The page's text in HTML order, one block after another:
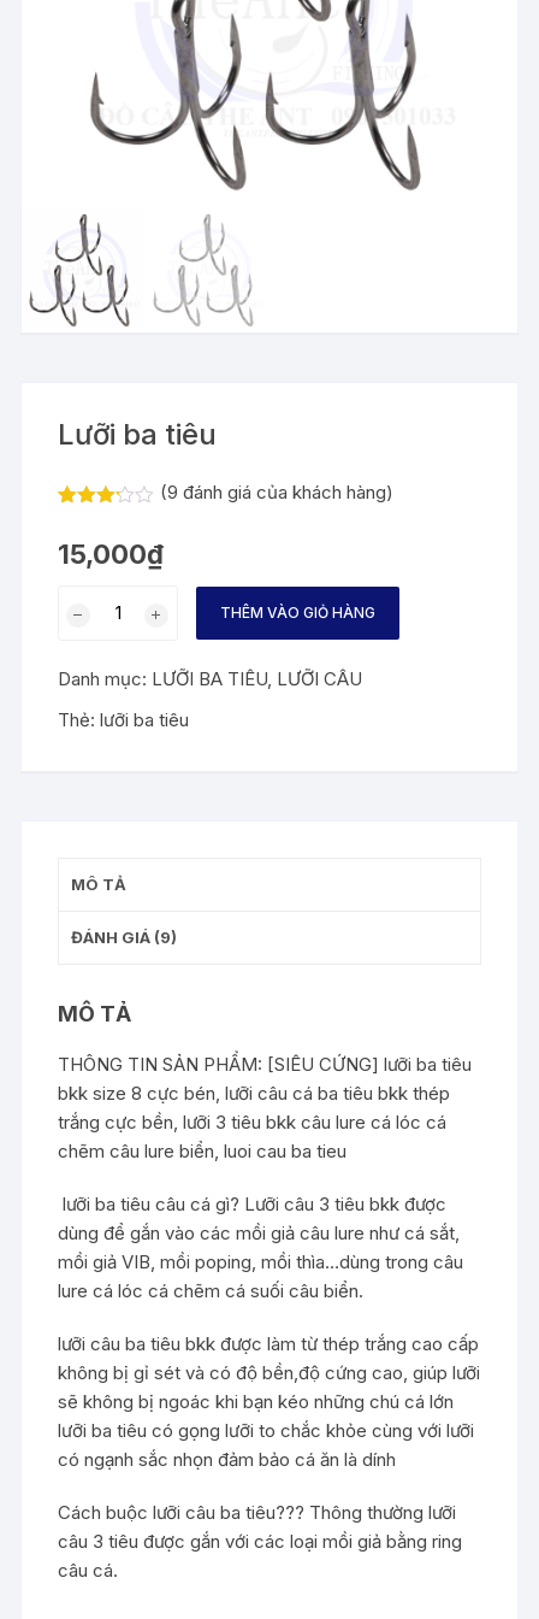
Lưỡi ba tiêu
dựa
trên
giá
(9 đánh giá của khách hàng)
15,000₫
số
lượng
THÊM VÀO GIỎ HÀNG
Danh mục: LƯỠI BA TIÊU LƯỠI CÂU
Thẻ:lưỡi ba tiêu
MÔ TẢ
ĐÁNH GIÁ (9)
MÔ TẢ
THÔNG TIN SẢN PHẨM: [SIÊU CỨNG] lưỡi ba tiêu
bkk size 8 cực bén, lưỡi câu cá ba tiêu bkk thép
trắng cực bền, lưỡi 3 tiêu bkk câu lure cá lóc cá
chẽm câu lure biển, luoi cau ba tieu
lưỡi ba tiêu câu cá gì? Lưỡi câu 3 tiêu bkk được
dùng để gắn vào các mồi giả câu lure như cá sắt,
mồi giả VIB, mồi poping, mồi thìa…dùng trong câu
lure cá lóc cá chẽm cá suối câu biển.
lưỡi câu ba tiêu bkk được làm từ thép trắng cao cấp
không bị gỉ sét và có độ bền,độ cứng cao, giúp lưỡi
sẽ không bị ngoác khi bạn kéo những chú cá lớn
lưỡi ba tiêu có gọng lưỡi to chắc khỏe cùng với lưỡi
có ngạnh sắc nhọn đảm bảo cá ăn là dính
Cách buộc lưỡi câu ba tiêu??? Thông thường lưỡi
câu 3 tiêu được gắn với các loại mồi giả bằng ring
câu cá.